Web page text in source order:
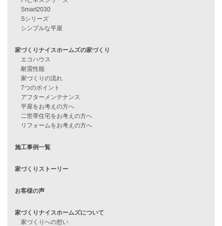
見学会情報
住宅ローン審査に落ちた方・
住宅ローンのよくある質問
月収25万円で家を建てる方法